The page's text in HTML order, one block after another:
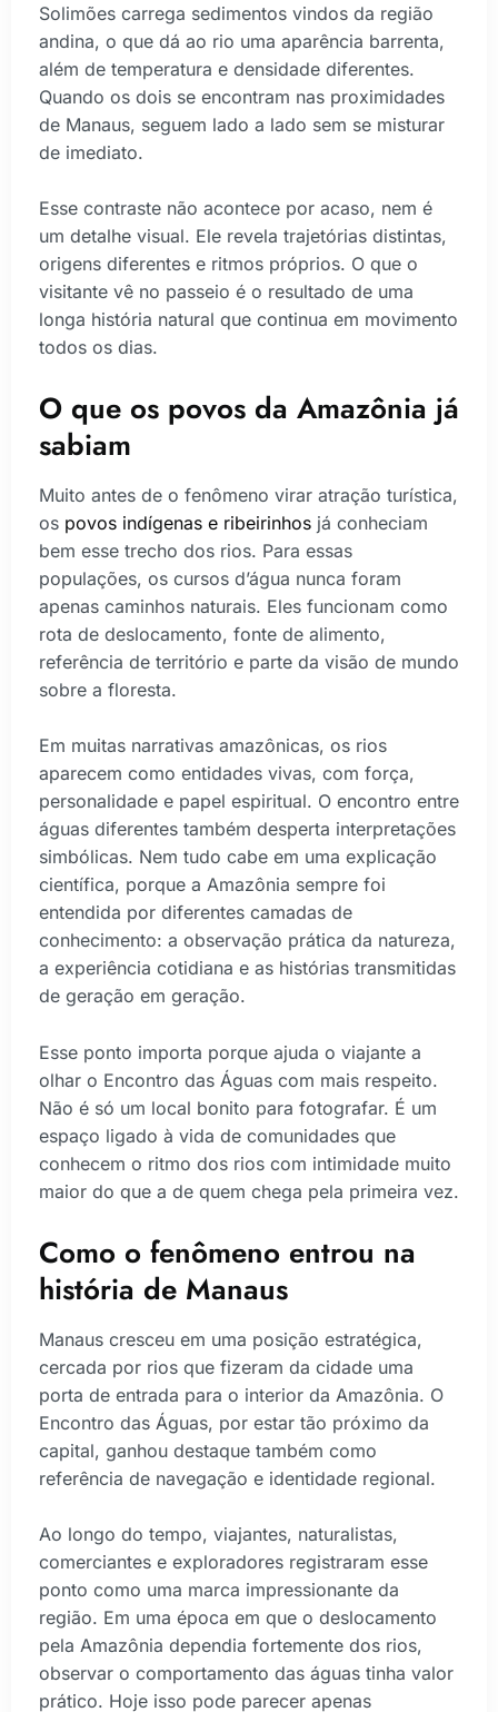
Solimões carrega sedimentos vindos da região
andina, o que dá ao rio uma aparência barrenta,
além de temperatura e densidade diferentes.
Quando os dois se encontram nas proximidades
de Manaus, seguem lado a lado sem se misturar
de imediato.
Esse contraste não acontece por acaso, nem é
um detalhe visual. Ele revela trajetórias distintas,
origens diferentes e ritmos próprios. O que o
visitante vê no passeio é o resultado de uma
longa história natural que continua em movimento
todos os dias.
O que os povos da Amazônia já
sabiam
Muito antes de o fenômeno virar atração turística,
os povos indígenas e ribeirinhos já conheciam
bem esse trecho dos rios. Para essas
populações, os cursos d’água nunca foram
apenas caminhos naturais. Eles funcionam como
rota de deslocamento, fonte de alimento,
referência de território e parte da visão de mundo
sobre a floresta.
Em muitas narrativas amazônicas, os rios
aparecem como entidades vivas, com força,
personalidade e papel espiritual. O encontro entre
águas diferentes também desperta interpretações
simbólicas. Nem tudo cabe em uma explicação
científica, porque a Amazônia sempre foi
entendida por diferentes camadas de
conhecimento: a observação prática da natureza,
a experiência cotidiana e as histórias transmitidas
de geração em geração.
Esse ponto importa porque ajuda o viajante a
olhar o Encontro das Águas com mais respeito.
Não é só um local bonito para fotografar. É um
espaço ligado à vida de comunidades que
conhecem o ritmo dos rios com intimidade muito
maior do que a de quem chega pela primeira vez.
Como o fenômeno entrou na
história de Manaus
Manaus cresceu em uma posição estratégica,
cercada por rios que fizeram da cidade uma
porta de entrada para o interior da Amazônia. O
Encontro das Águas, por estar tão próximo da
capital, ganhou destaque também como
referência de navegação e identidade regional.
Ao longo do tempo, viajantes, naturalistas,
comerciantes e exploradores registraram esse
ponto como uma marca impressionante da
região. Em uma época em que o deslocamento
pela Amazônia dependia fortemente dos rios,
observar o comportamento das águas tinha valor
prático. Hoje isso pode parecer apenas